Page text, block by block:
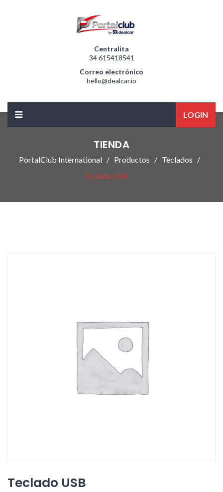
Centralita
34 615418541
Correo electrónico
hello@dealcar.io
LOGIN
TIENDA
PortalClub International Productos
Teclados
Teclado USB
Teclado USB